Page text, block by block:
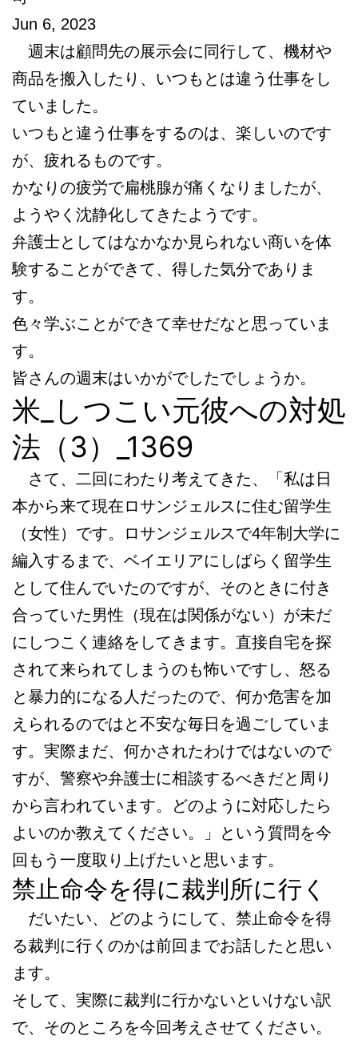
Jun 6, 2023
週末は顧問先の展示会に同行して、機材や
商品を搬入したり、いつもとは違う仕事をし
ていました。
いつもと違う仕事をするのは、楽しいのです
が、疲れるものです。
かなりの疲労で扁桃腺が痛くなりましたが、
ようやく沈静化してきたようです。
弁護士としてはなかなか見られない商いを体
験することができて、得した気分でありま
す。
色々学ぶことができて幸せだなと思っていま
す。
皆さんの週末はいかがでしたでしょうか。
米_しつこい元彼への対処
法（3）_1369
さて、二回にわたり考えてきた、「私は日
本から来て現在ロサンジェルスに住む留学生
（女性）です。ロサンジェルスで4年制大学に
編入するまで、ベイエリアにしばらく留学生
として住んでいたのですが、そのときに付き
合っていた男性（現在は関係がない）が未だ
にしつこく連絡をしてきます。直接自宅を探
されて来られてしまうのも怖いですし、怒る
と暴力的になる人だったので、何か危害を加
えられるのではと不安な毎日を過ごしていま
す。実際まだ、何かされたわけではないので
すが、警察や弁護士に相談するべきだと周り
から言われています。どのように対応したら
よいのか教えてください。」という質問を今
回もう一度取り上げたいと思います。
禁止命令を得に裁判所に行く
だいたい、どのようにして、禁止命令を得
る裁判に行くのかは前回までお話したと思い
ます。
そして、実際に裁判に行かないといけない訳
で、そのところを今回考えさせてください。